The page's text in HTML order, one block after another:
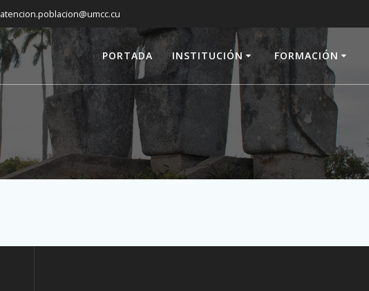
atencion.poblacion@umcc.cu
PORTADA INSTITUCIÓN FORMACIÓN